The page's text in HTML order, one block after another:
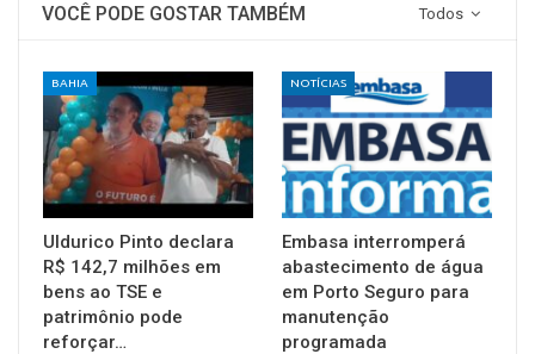
Todos
VOCÊ PODE GOSTAR TAMBÉM
BAHIA
Uldurico Pinto declara
R$ 142,7 milhões em
bens ao TSE e
patrimônio pode
reforçar…
NOTÍCIAS
Embasa interromperá
abastecimento de água
em Porto Seguro para
manutenção
programada